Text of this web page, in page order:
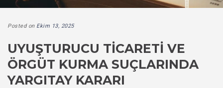
Posted on Ekim 13, 2025
UYUŞTURUCU TICARETI VE
ÖRGÜT KURMA SUÇLARINDA
YARGITAY KARARI